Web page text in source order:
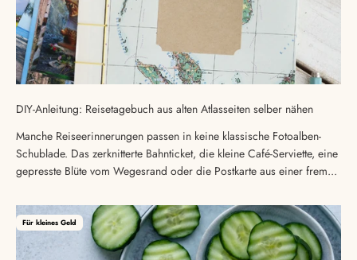
DIY-Anleitung: Reisetagebuch aus alten Atlasseiten selber nähen
Manche Reiseerinnerungen passen in keine klassische Fotoalben-
Schublade. Das zerknitterte Bahnticket, die kleine Café-Serviette, eine
gepresste Blüte vom Wegesrand oder die Postkarte aus einer frem...
Für kleines Geld